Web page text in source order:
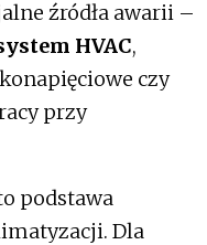
źródła awarii –
HVAC,
czy
przy
podstawa
Dla